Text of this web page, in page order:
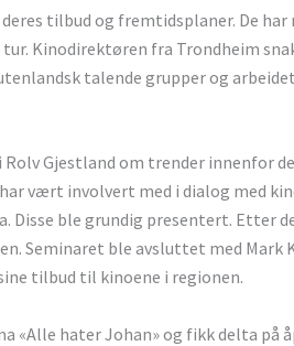
tilbud og fremtidsplaner. De
Kinodirektøren fra Trondheim
talende grupper og
Gjestland om trender innenfor
vært involvert med i dialog med
Disse ble grundig presentert. Etter
Seminaret ble avsluttet med Mark
tilbud til kinoene i regionen.
«Alle hater Johan» og fikk delta på